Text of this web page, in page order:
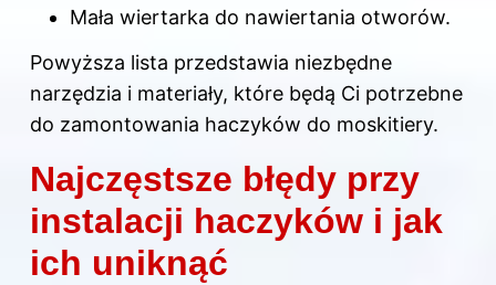
Mała wiertarka do nawiertania otworów.
Powyższa lista przedstawia niezbędne
narzędzia i materiały, które będą Ci potrzebne
do zamontowania haczyków do moskitiery.
Najczęstsze błędy przy
instalacji haczyków i jak
ich uniknąć